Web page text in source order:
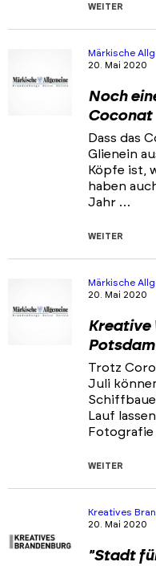
WEITER
Märkische
20. Mai 2020
Noch
Coconat
Dass das
Glienein
Köpfe ist,
haben
Jahr …
WEITER
Märkische
20. Mai 2020
Kreative
Trotz
Juli
Lauf
WEITER
Kreatives
20. Mai 2020
"Stadt